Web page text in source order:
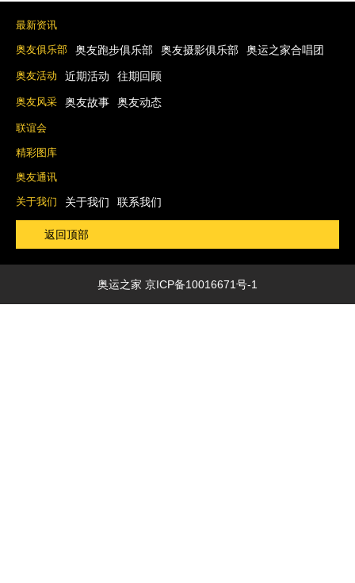
最新资讯
奥友俱乐部 奥友跑步俱乐部 奥友摄影俱乐部 奥运之家合唱团
奥友活动 近期活动 往期回顾
奥友风采 奥友故事 奥友动态
联谊会
精彩图库
奥友通讯
关于我们 关于我们 联系我们
返回顶部
奥运之家 京ICP备10016671号-1